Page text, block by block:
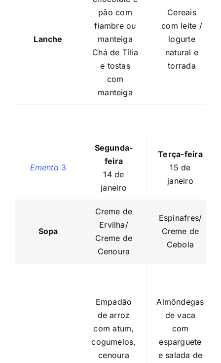
Lanche
pão com
fiambre ou
manteiga
Chá de Tília
e tostas
com
manteiga
Cereais
com leite /
logurte
natural e
torrada
Ementa 3
Segunda-
feira
14 de
janeiro
Terça-feira
15 de
janeiro
Sopa
Creme de
Ervilha/
Creme de
Cenoura
Espinafres/
Creme de
Cebola
Empadão
de arroz
com atum,
cogumelos,
cenoura
Almôndegas
de vaca
com
esparguete
e salada de